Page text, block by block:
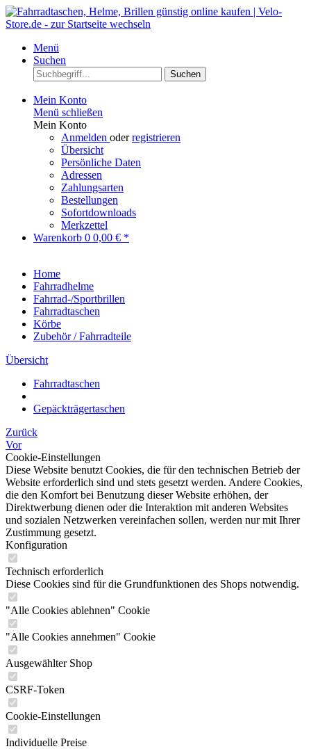
Menü
Suchen
Suchen
Mein Konto
Menü schließen
Mein Konto
Anmelden oderregistrieren
Übersicht
Persönliche Daten
Adressen
Zahlungsarten
Bestellungen
Sofortdownloads
Merkzettel
Warenkorb 0 0,00 € *
Home
Fahrradhelme
Fahrrad-/Sportbrillen
Fahrradtaschen
Körbe
Zubehör / Fahrradteile
Übersicht
Fahrradtaschen
Gepäckträgertaschen
Zurück
Vor
Cookie-Einstellungen
Diese Website benutzt Cookies, die für den technischen Betrieb der
Website erforderlich sind und stets gesetzt werden. Andere Cookies,
die den Komfort bei Benutzung dieser Website erhöhen, der
Direktwerbung dienen oder die Interaktion mit anderen Websites
und sozialen Netzwerken vereinfachen sollen, werden nur mit Ihrer
Zustimmung gesetzt.
Konfiguration
Technisch erforderlich
Diese Cookies sind für die Grundfunktionen des Shops notwendig.
"Alle Cookies ablehnen" Cookie
"Alle Cookies annehmen" Cookie
Ausgewählter Shop
CSRF-Token
Cookie-Einstellungen
Individuelle Preise